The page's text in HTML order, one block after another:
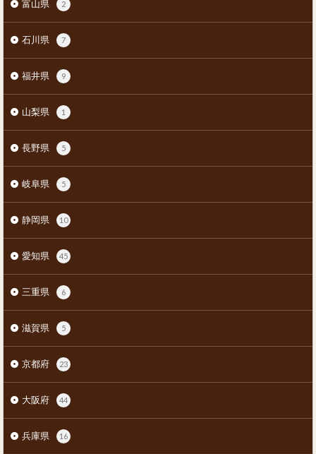
富山県 2
石川県 7
福井県 9
山梨県 1
長野県 5
岐阜県 5
静岡県 10
愛知県 45
三重県 6
滋賀県 5
京都府 23
大阪府 44
兵庫県 16